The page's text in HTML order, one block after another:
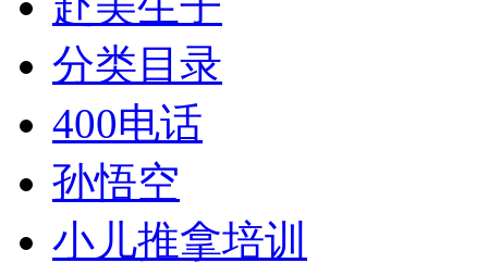
分类目录
400电话
孙悟空
小儿推拿培训